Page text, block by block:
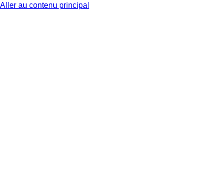
Aller au contenu principal